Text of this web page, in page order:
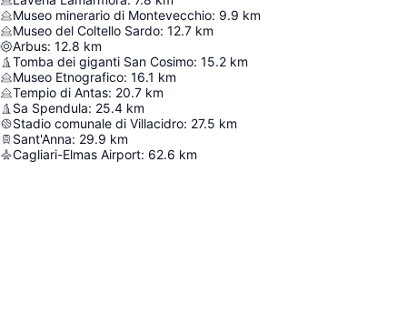
Museo minerario di Montevecchio: 9.9 km
Museo del Coltello Sardo: 12.7 km
Arbus: 12.8 km
Tomba dei giganti San Cosimo: 15.2 km
Museo Etnografico: 16.1 km
Tempio di Antas: 20.7 km
Sa Spendula: 25.4 km
Stadio comunale di Villacidro: 27.5 km
Sant'Anna: 29.9 km
Cagliari-Elmas Airport: 62.6 km